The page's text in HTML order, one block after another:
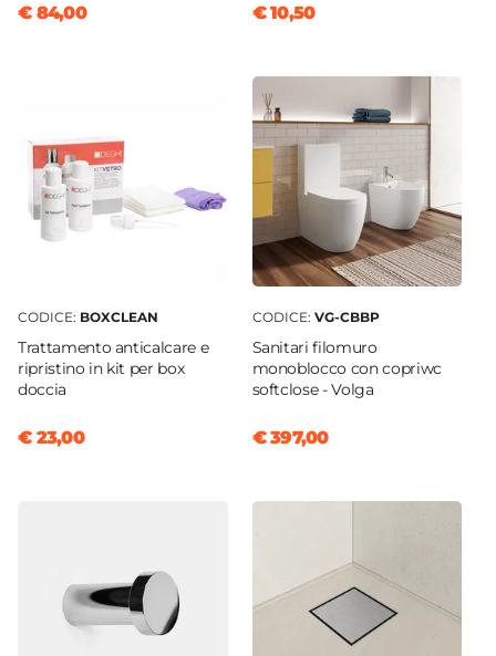
€ 84,00 € 10,50
CODICE: BOXCLEAN
Trattamento anticalcare e
ripristino in kit per box
doccia
€ 23,00
CODICE: VG-CBBP
Sanitari filomuro
monoblocco con copriwc
softclose - Volga
€ 397,00